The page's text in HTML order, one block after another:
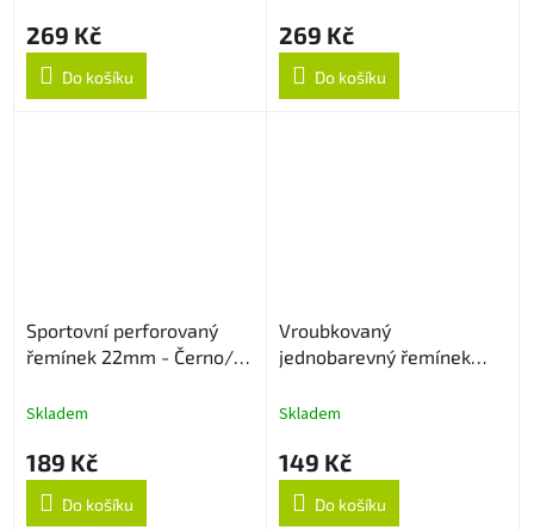
269 Kč
Do košíku
269 Kč
Do košíku
Sportovní perforovaný
řemínek 22mm - Černo/
Skladem
189 Kč
Do košíku
Vroubkovaný
jednobarevný řemínek
Skladem
149 Kč
Do košíku